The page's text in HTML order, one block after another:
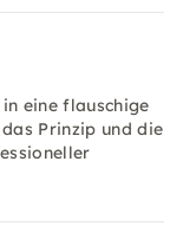
eine flauschige
Prinzip und die